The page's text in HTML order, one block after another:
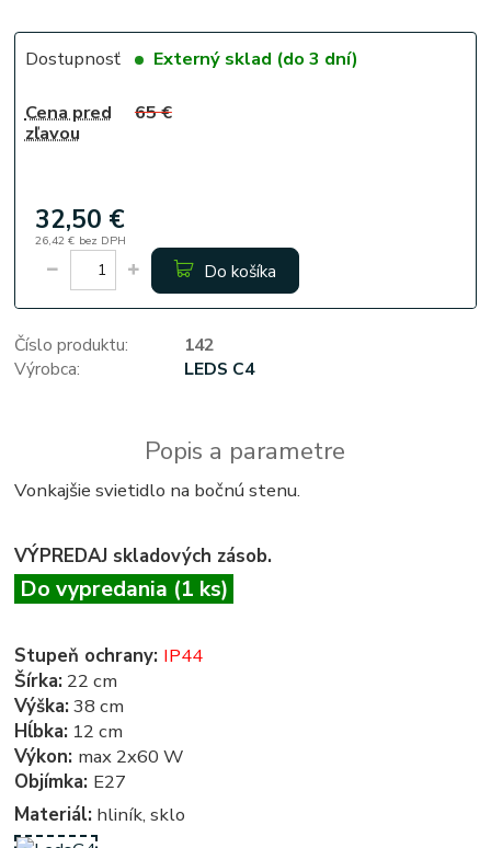
Dostupnosť Externý sklad (do 3 dní)
Cena pred
zľavou
65 €
32,50 €
26,42 € bez DPH
Do košíka
Číslo produktu:
142
Výrobca:
LEDS C4
Popis a parametre
Vonkajšie svietidlo na bočnú stenu.
VÝPREDAJ skladových zásob.
Do vypredania (1 ks)
Stupeň ochrany: IP44
Šírka: 22 cm
Výška: 38 cm
Hĺbka: 12 cm
Výkon: max 2x60 W
Objímka: E27
Materiál: hliník, sklo